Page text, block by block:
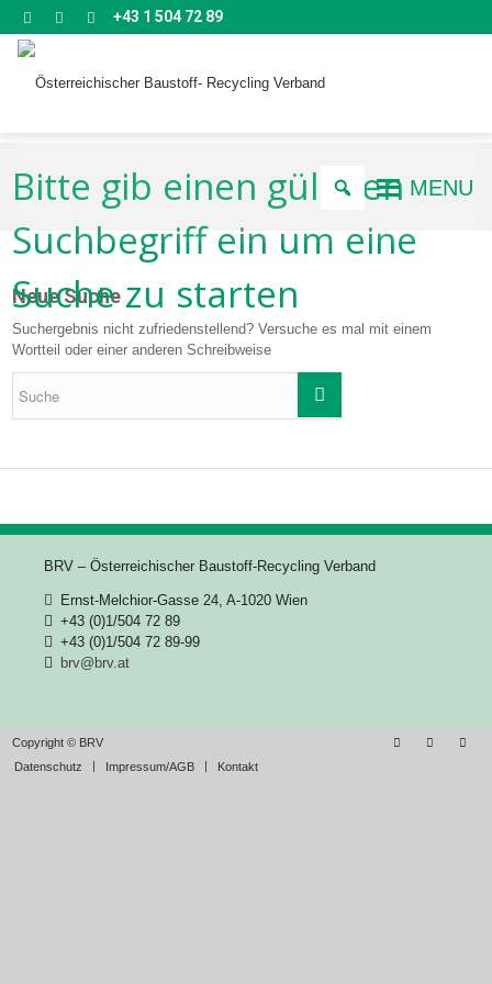
+43 1 504 72 89
MENU
Bitte gib einen gültigen
Suchbegriff ein um eine
Suche zu starten
Neue Suche
Suchergebnis nicht zufriedenstellend? Versuche es mal mit einem
Wortteil oder einer anderen Schreibweise
BRV – Österreichischer Baustoff-Recycling Verband
Ernst-Melchior-Gasse 24, A-1020 Wien
+43 (0)1/504 72 89
+43 (0)1/504 72 89-99
brv@brv.at
Copyright © BRV
Datenschutz
Impressum/AGB Kontakt